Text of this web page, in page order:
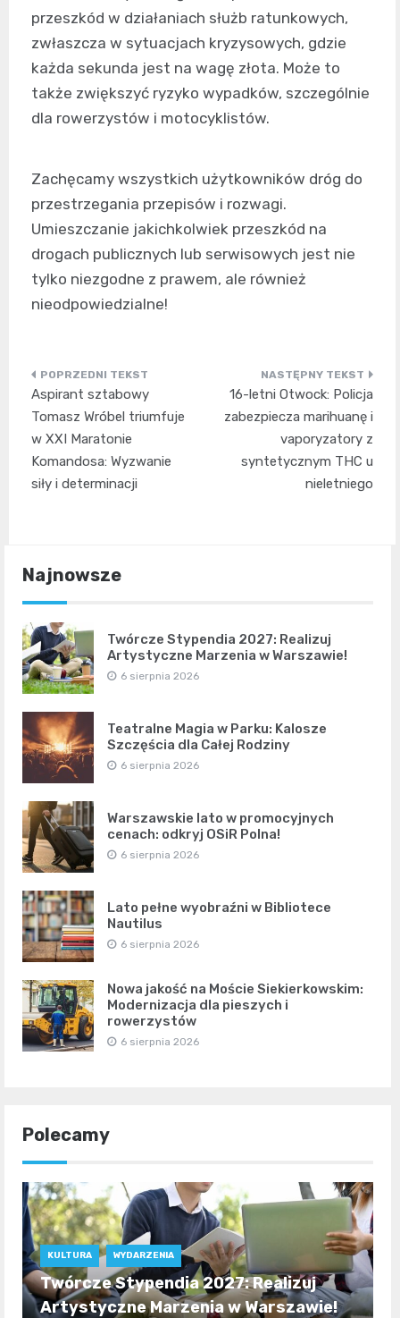
przeszkód w działaniach służb ratunkowych,
zwłaszcza w sytuacjach kryzysowych, gdzie
każda sekunda jest na wagę złota. Może to
także zwiększyć ryzyko wypadków, szczególnie
dla rowerzystów i motocyklistów.
Zachęcamy wszystkich użytkowników dróg do
przestrzegania przepisów i rozwagi.
Umieszczanie jakichkolwiek przeszkód na
drogach publicznych lub serwisowych jest nie
tylko niezgodne z prawem, ale również
nieodpowiedzialne!
Nawigacja
wpisu
Aspirant sztabowy
Tomasz Wróbel triumfuje
w XXI Maratonie
Komandosa: Wyzwanie
siły i determinacji
16-letni Otwock: Policja
zabezpiecza marihuanę i
vaporyzatory z
syntetycznym THC u
nieletniego
Najnowsze
Twórcze Stypendia 2027: Realizuj
Artystyczne Marzenia w Warszawie!
6 sierpnia 2026
Teatralne Magia w Parku: Kalosze
Szczęścia dla Całej Rodziny
6 sierpnia 2026
Warszawskie lato w promocyjnych
cenach: odkryj OSiR Polna!
6 sierpnia 2026
Lato pełne wyobraźni w Bibliotece
Nautilus
6 sierpnia 2026
Nowa jakość na Moście Siekierkowskim:
Modernizacja dla pieszych i
rowerzystów
6 sierpnia 2026
Polecamy
KULTURA WYDARZENIA
Twórcze Stypendia 2027: Realizuj
Artystyczne Marzenia w Warszawie!